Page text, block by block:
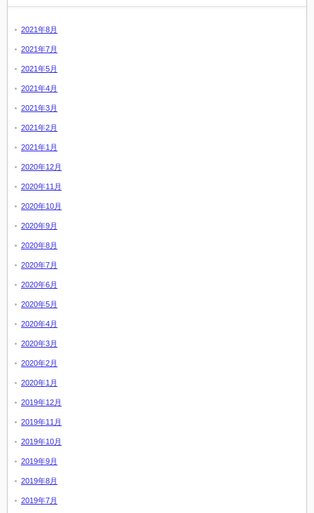
2021年8月
2021年7月
2021年5月
2021年4月
2021年3月
2021年2月
2021年1月
2020年12月
2020年11月
2020年10月
2020年9月
2020年8月
2020年7月
2020年6月
2020年5月
2020年4月
2020年3月
2020年2月
2020年1月
2019年12月
2019年11月
2019年10月
2019年9月
2019年8月
2019年7月